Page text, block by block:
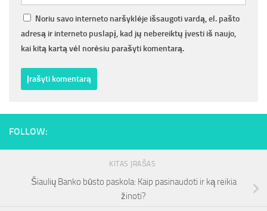
Noriu savo interneto naršyklėje išsaugoti vardą, el. pašto
adresą ir interneto puslapį, kad jų nebereiktų įvesti iš naujo,
kai kitą kartą vėl norėsiu parašyti komentarą.
FOLLOW:
KITAS ĮRAŠAS
Šiaulių Banko būsto paskola: Kaip pasinaudoti ir ką reikia
žinoti?